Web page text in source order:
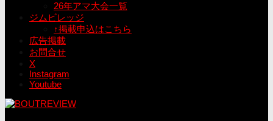
26年アマ大会一覧
ジムビレッジ
↑掲載申込はこちら
広告掲載
お問合せ
X
Instagram
Youtube